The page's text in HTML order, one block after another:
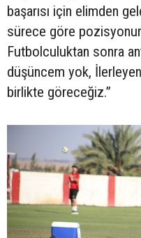
başarısı için elimden
sürece göre
Futbolculuktan sonra
düşüncem yok,
birlikte göreceğiz.”